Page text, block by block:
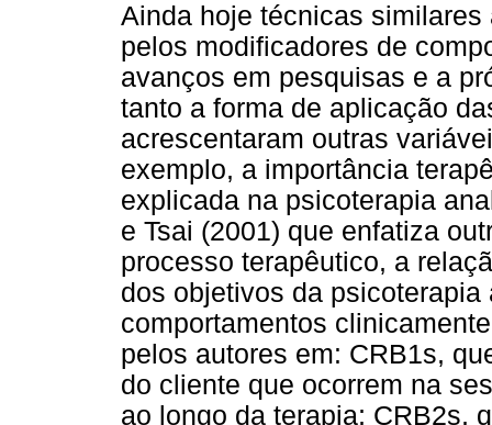
Ainda hoje técnicas
pelos modificadores de
avanços em pesquisas e a
tanto a forma de aplicação
acrescentaram outras
exemplo, a importância
explicada na psicoterapia
e Tsai (2001) que enfatiza
processo terapêutico, a
dos objetivos da
comportamentos
pelos autores em: CRB1s,
do cliente que ocorrem na
ao longo da terapia; CRB2s,